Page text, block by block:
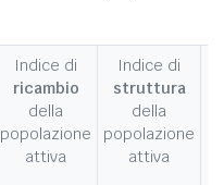
Indice di
ricambio
della
popolazione
attiva
Indice di
struttura
della
popolazione
attiva